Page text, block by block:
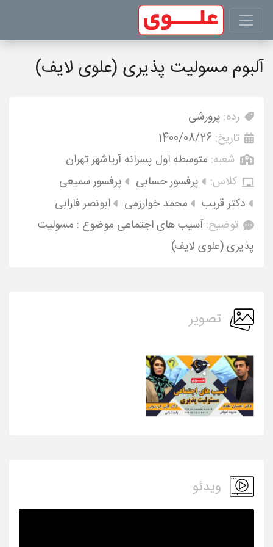
آلبوم مسولیت پذیری (علوی لایف)
رده: پرورشی
تاریخ: 1400/08/26
شعبه: متوسطه اول پسرانه آریاشهر تهران
کلاس:
پرفسور حسابی
پرفسور سمیعی
دکتر قریب
محمد خوارزمی
ابونصر فارابی
توضیح: آسیب های اجتماعی موضوع : مسولیت
پذیری (علوی لایف)
تصویر
ویدئو